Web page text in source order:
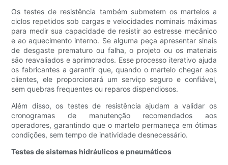
Os testes de resistência também submetem os martelos a
ciclos repetidos sob cargas e velocidades nominais máximas
para medir sua capacidade de resistir ao estresse mecânico
e ao aquecimento interno. Se alguma peça apresentar sinais
de desgaste prematuro ou falha, o projeto ou os materiais
são reavaliados e aprimorados. Esse processo iterativo ajuda
os fabricantes a garantir que, quando o martelo chegar aos
clientes, ele proporcionará um serviço seguro e confiável,
sem quebras frequentes ou reparos dispendiosos.
Além disso, os testes de resistência ajudam a validar os
cronogramas de manutenção recomendados aos
operadores, garantindo que o martelo permaneça em ótimas
condições, sem tempo de inatividade desnecessário.
Testes de sistemas hidráulicos e pneumáticos